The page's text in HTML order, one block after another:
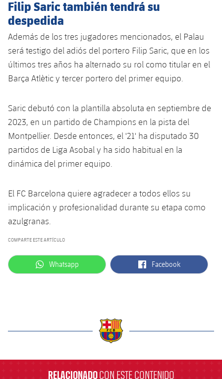
Filip Saric también tendrá su
despedida
Además de los tres jugadores mencionados, el Palau
será testigo del adiós del portero Filip Saric, que en los
últimos tres años ha alternado su rol como titular en el
Barça Atlètic y tercer portero del primer equipo.
Saric debutó con la plantilla absoluta en septiembre de
2023, en un partido de Champions en la pista del
Montpellier. Desde entonces, el '21' ha disputado 30
partidos de Liga Asobal y ha sido habitual en la
dinámica del primer equipo.
El FC Barcelona quiere agradecer a todos ellos su
implicación y profesionalidad durante su etapa como
azulgranas.
COMPARTE ESTE ARTÍCULO
label.aria.whatsapp
Whatsapp label.aria.facebook
Facebook
RELACIONADOCON ESTE CONTENIDO